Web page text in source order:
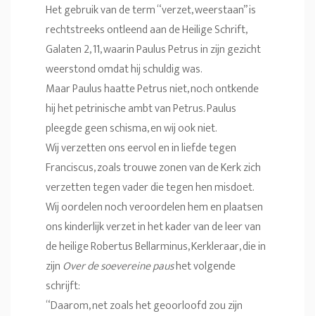
Het gebruik van de term “verzet, weerstaan” is
rechtstreeks ontleend aan de Heilige Schrift,
Galaten 2, 11, waarin Paulus Petrus in zijn gezicht
weerstond omdat hij schuldig was.
Maar Paulus haatte Petrus niet, noch ontkende
hij het petrinische ambt van Petrus. Paulus
pleegde geen schisma, en wij ook niet.
Wij verzetten ons eervol en in liefde tegen
Franciscus, zoals trouwe zonen van de Kerk zich
verzetten tegen vader die tegen hen misdoet.
Wij oordelen noch veroordelen hem en plaatsen
ons kinderlijk verzet in het kader van de leer van
de heilige Robertus Bellarminus, Kerkleraar, die in
zijnOver de soevereine paushet volgende
schrijft:
“Daarom, net zoals het geoorloofd zou zijn